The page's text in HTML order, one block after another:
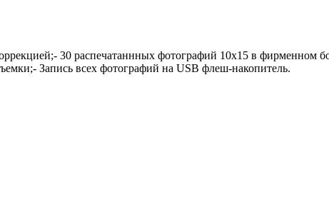
30 распечатаннных фотографий 10х15 в фирменном
Запись всех фотографий на USB флеш-накопитель.